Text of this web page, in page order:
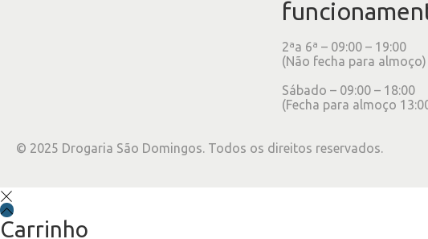
2ªa 6ª – 09:00 – 19:00
(Não fecha para almoço)
Sábado – 09:00 – 18:00
(Fecha para almoço
© 2025 Drogaria São Domingos. Todos os direitos reservados.
Carrinho